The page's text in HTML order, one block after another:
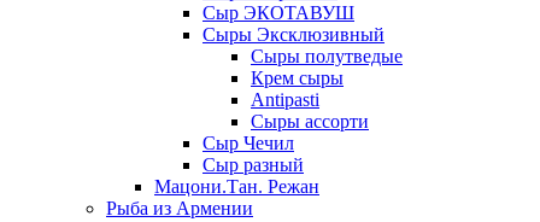
Сыр ЭКОТАВУШ
Сыры Эксклюзивный
Сыры полутведые
Крем сыры
Antipasti
Сыры ассорти
Сыр Чечил
Сыр разный
Мацони.Тан. Режан
Рыба из Армении